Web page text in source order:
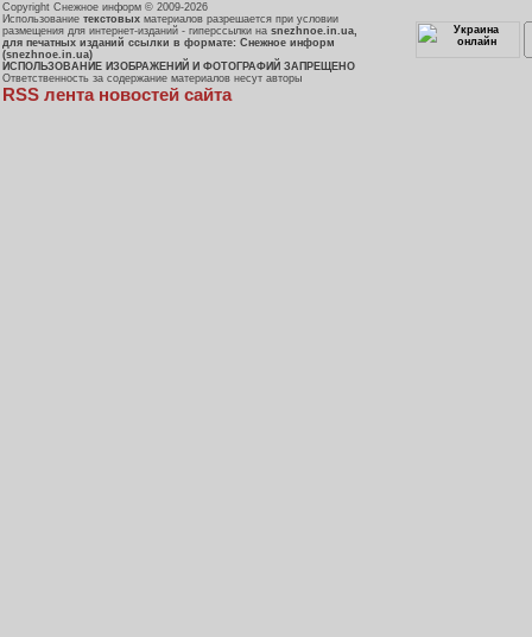
Copyright Снежное информ © 2009-2026
Использование текстовых материалов разрешается при условии
размещения для интернет-изданий - гиперссылки на snezhnoe.in.ua,
для печатных изданий ссылки в формате: Снежное информ
(snezhnoe.in.ua)
ИСПОЛЬЗОВАНИЕ ИЗОБРАЖЕНИЙ И ФОТОГРАФИЙ ЗАПРЕЩЕНО
Ответственность за содержание материалов несут авторы
RSS лента новостей сайта